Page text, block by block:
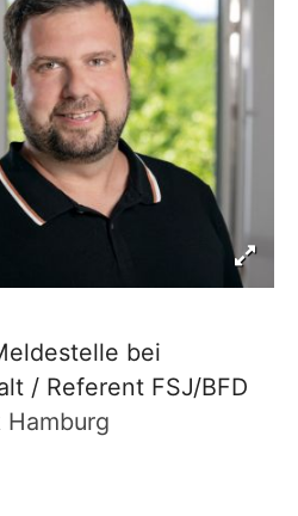
bei
/ Referent FSJ/BFD